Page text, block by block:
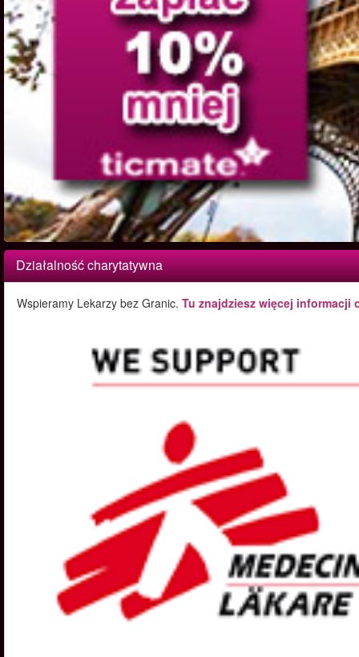
Działalność charytatywna
Wspieramy Lekarzy bez Granic. Tu znajdziesz więcej informacji